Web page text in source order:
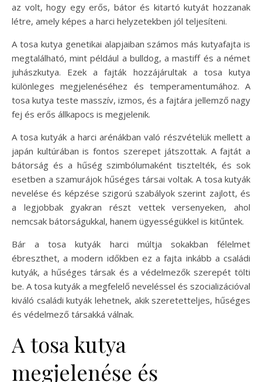
az volt, hogy egy erős, bátor és kitartó kutyát hozzanak
létre, amely képes a harci helyzetekben jól teljesíteni.
A tosa kutya genetikai alapjaiban számos más kutyafajta is
megtalálható, mint például a bulldog, a mastiff és a német
juhászkutya. Ezek a fajták hozzájárultak a tosa kutya
különleges megjelenéséhez és temperamentumához. A
tosa kutya teste masszív, izmos, és a fajtára jellemző nagy
fej és erős állkapocs is megjelenik.
A tosa kutyák a harci arénákban való részvételük mellett a
japán kultúrában is fontos szerepet játszottak. A fajtát a
bátorság és a hűség szimbólumaként tisztelték, és sok
esetben a szamurájok hűséges társai voltak. A tosa kutyák
nevelése és képzése szigorú szabályok szerint zajlott, és
a legjobbak gyakran részt vettek versenyeken, ahol
nemcsak bátorságukkal, hanem ügyességükkel is kitűntek.
Bár a tosa kutyák harci múltja sokakban félelmet
ébreszthet, a modern időkben ez a fajta inkább a családi
kutyák, a hűséges társak és a védelmezők szerepét tölti
be. A tosa kutyák a megfelelő neveléssel és szocializációval
kiváló családi kutyák lehetnek, akik szeretetteljes, hűséges
és védelmező társakká válnak.
A tosa kutya
megjelenése és